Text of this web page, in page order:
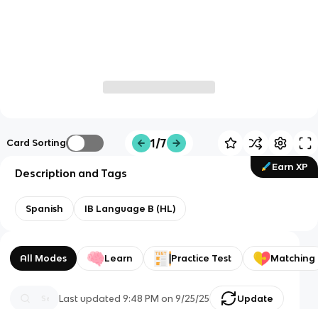
Card Sorting 1/7
Earn XP
Description and Tags
Spanish IB Language B (HL)
All Modes Learn Practice Test Matching
Last updated9:48 PM on 9/25/25 Update